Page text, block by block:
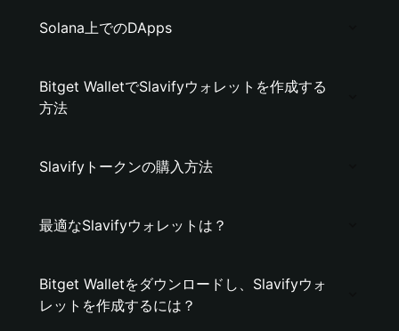
Solana上でのDApps
Bitget WalletでSlavifyウォレットを作成する
方法
Slavifyトークンの購入方法
最適なSlavifyウォレットは？
Bitget Walletをダウンロードし、Slavifyウォ
レットを作成するには？